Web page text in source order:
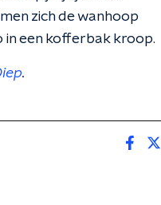
zich de wanhoop
een kofferbak kroop.
.